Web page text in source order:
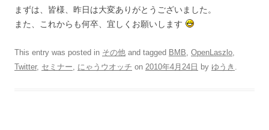
まずは、皆様、昨日は大変ありがとうございました。
また、これからも何卒、宜しくお願いします
This entry was posted in その他 and tagged BMB, OpenLaszlo,
Twitter, セミナー, にゃうウオッチ on 2010年4月24日 by ゆうき .